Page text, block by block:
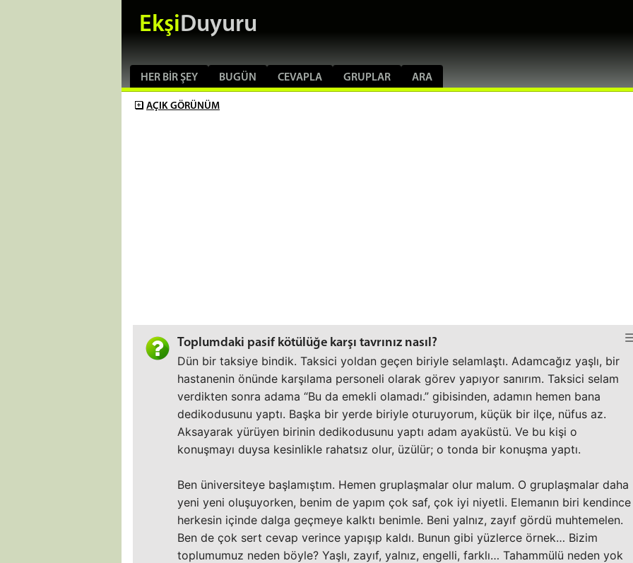
EkşiDuyuru
HER BIR ŞEY BUGÜN CEVAPLA GRUPLAR ARA
AÇIK GÖRÜNÜM
Toplumdaki pasif kötülüğe karşı tavrınız nasıl?
Dün bir taksiye bindik. Taksici yoldan geçen biriyle selamlaştı. Adamcağız yaşlı, bir
hastanenin önünde karşılama personeli olarak görev yapıyor sanırım. Taksici selam
verdikten sonra adama “Bu da emekli olamadı.” gibisinden, adamın hemen bana
dedikodusunu yaptı. Başka bir yerde biriyle oturuyorum, küçük bir ilçe, nüfus az.
Aksayarak yürüyen birinin dedikodusunu yaptı adam ayaküstü. Ve bu kişi o
konuşmayı duysa kesinlikle rahatsız olur, üzülür; o tonda bir konuşma yaptı.
Ben üniversiteye başlamıştım. Hemen gruplaşmalar olur malum. O gruplaşmalar daha
yeni yeni oluşuyorken, benim de yapım çok saf, çok iyi niyetli. Elemanın biri kendince
herkesin içinde dalga geçmeye kalktı benimle. Beni yalnız, zayıf gördü muhtemelen.
Ben de çok sert cevap verince yapışıp kaldı. Bunun gibi yüzlerce örnek… Bizim
toplumumuz neden böyle? Yaşlı, zayıf, yalnız, engelli, farklı… Tahammülü neden yok